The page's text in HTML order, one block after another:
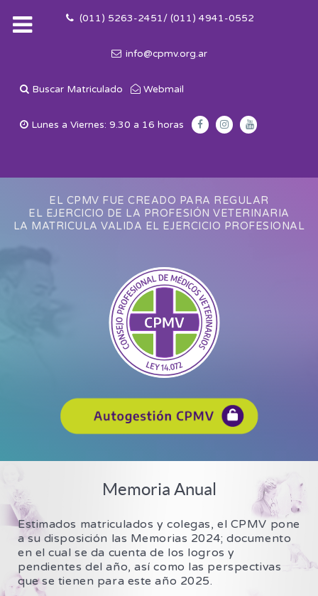
(011) 5263-2451/ (011) 4941-0552
info@cpmv.org.ar
Buscar Matriculado Webmail
Lunes a Viernes: 9.30 a 16 horas
EL CPMV FUE CREADO PARA REGULAR
EL EJERCICIO DE LA PROFESIÓN VETERINARIA
LA MATRICULA VALIDA EL EJERCICIO PROFESIONAL
Memoria Anual
Estimados matriculados y colegas, el CPMV pone
a su disposición las Memorias 2024; documento
en el cual se da cuenta de los logros y
pendientes del año, así como las perspectivas
que se tienen para este año 2025.